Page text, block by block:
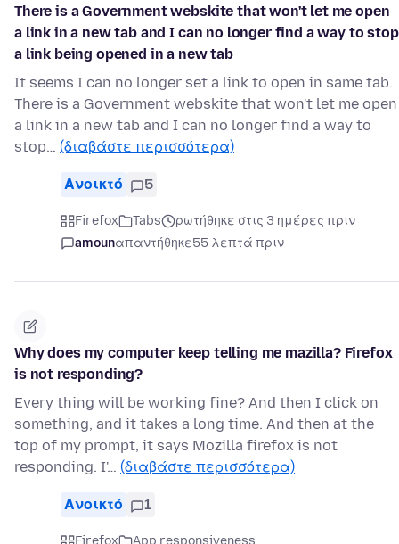
There is a Government webskite that won't let me open
a link in a new tab and I can no longer find a way to stop
a link being opened in a new tab
It seems I can no longer set a link to open in same tab.
There is a Government webskite that won't let me open
a link in a new tab and I can no longer find a way to
stop… (διαβάστε περισσότερα)
Ανοικτό 5
Firefox Tabs
ρωτήθηκε στις 3 ημέρες πριν
amounαπαντήθηκε55 λεπτά πριν
Why does my computer keep telling me mazilla? Firefox
is not responding?
Every thing will be working fine? And then I click on
something, and it takes a long time. And then at the
top of my prompt, it says Mozilla firefox is not
responding. I'… (διαβάστε περισσότερα)
Ανοικτό 1